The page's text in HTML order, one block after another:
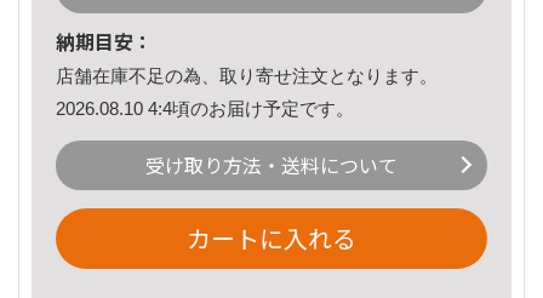
納期目安：
店舗在庫不足の為、取り寄せ注文となります。
2026.08.10 4:4頃のお届け予定です。
受け取り方法・送料について
カートに入れる